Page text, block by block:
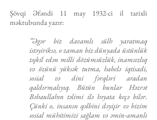
Şövqi Əfəndi 11 may 1932-ci il tarixli
məktubunda yazır:
”Əgər biz davamlı sülh yaratmaq
istəyiriksə, o zaman biz dünyada üstünlük
təşkil edən milli dözümsüzlük, inamsızlıq
və özünü yüksək tutma, habelə iqtisadi,
sosial və dini fərqləri aradan
qaldırmalıyıq. Bütün bunlar Həzrət
Bəhaullahın təlimi ilə həyata keçə bilər.
Çünki o, insanın qəlbini dəyişir və bizim
sosial mühitimizi sağlam və əmin-amanlı